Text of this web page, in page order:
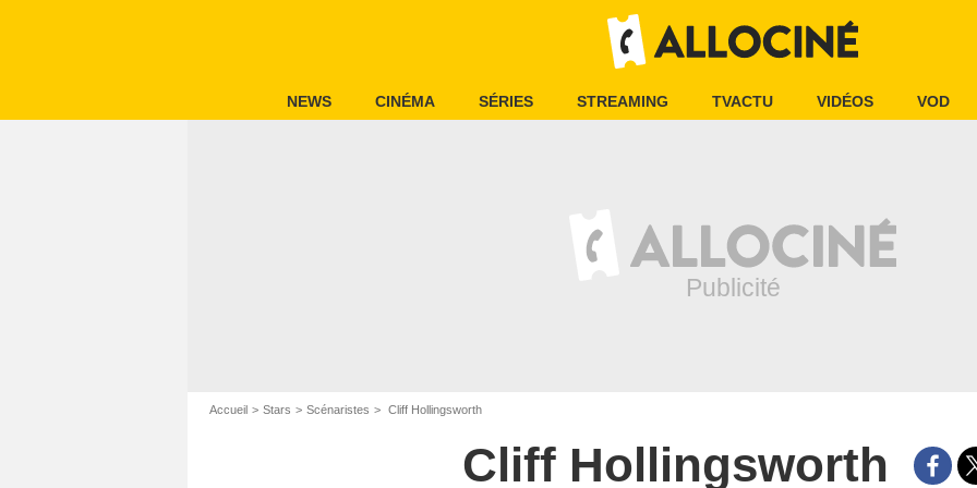
NEWS CINÉMA SÉRIES STREAMING TVACTU VIDÉOS VOD
Accueil Stars Scénaristes Cliff Hollingsworth
Cliff Hollingsworth